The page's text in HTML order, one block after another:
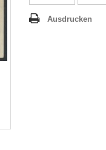
Ausdrucken